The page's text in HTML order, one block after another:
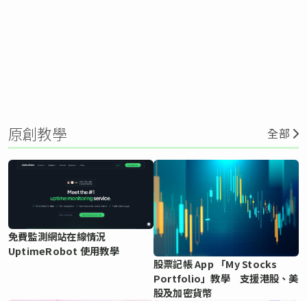
原創教學 全部
免費監測網站在線情況
UptimeRobot 使用教學
股票記帳 App 「My Stocks
Portfolio」教學 支援港股、美
股及加密貨幣